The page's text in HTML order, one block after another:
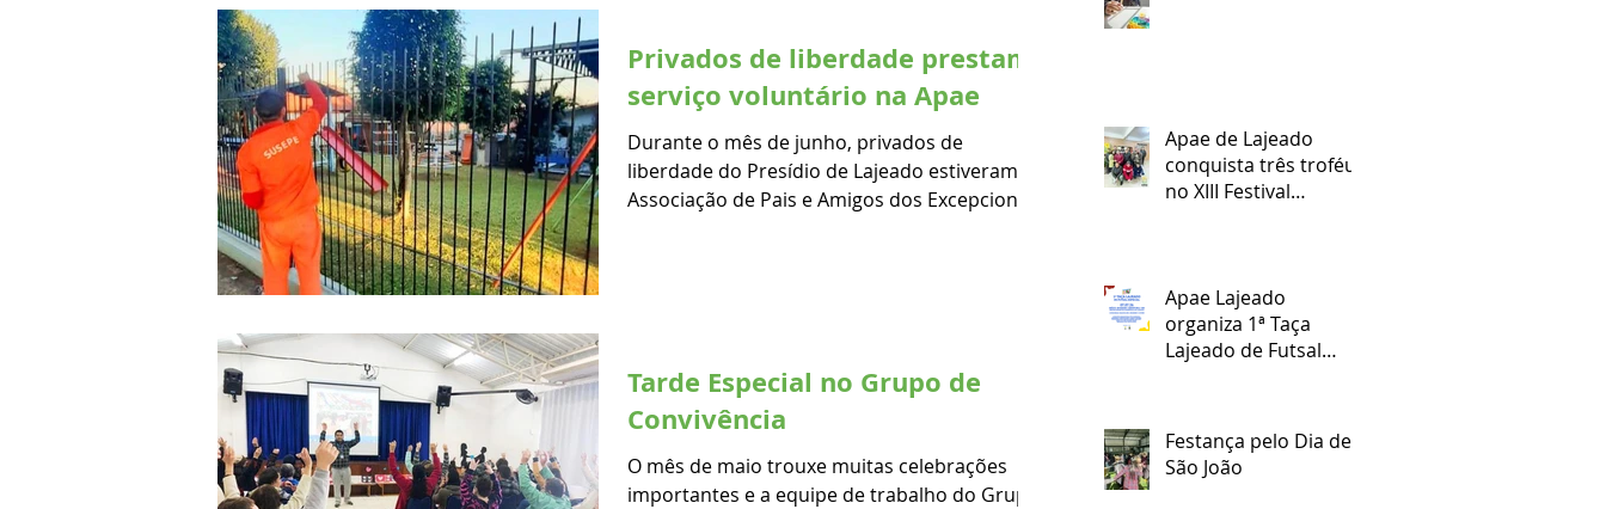
Privados de liberdade prestam
serviço voluntário na Apae
Durante o mês de junho, privados de
liberdade do Presídio de Lajeado estiveram na
Associação de Pais e Amigos dos Excepcionais
Tarde Especial no Grupo de
Convivência
O mês de maio trouxe muitas celebrações
importantes e a equipe de trabalho do Grupo
Apae de Lajeado
conquista três troféus
no XIII Festival
Apae Lajeado
organiza 1ª Taça
Lajeado de Futsal
Festança pelo Dia de
São João